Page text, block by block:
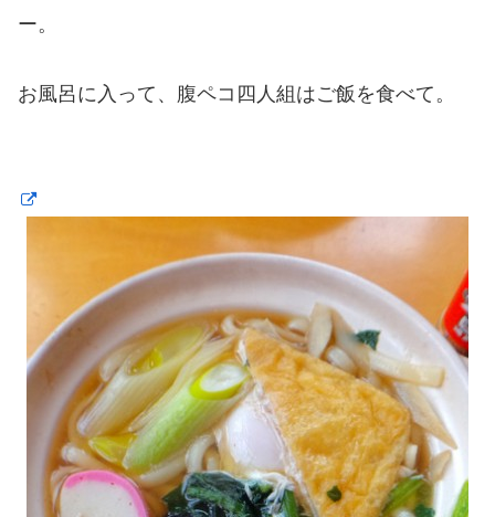
ー。
お風呂に入って、腹ペコ四人組はご飯を食べて。